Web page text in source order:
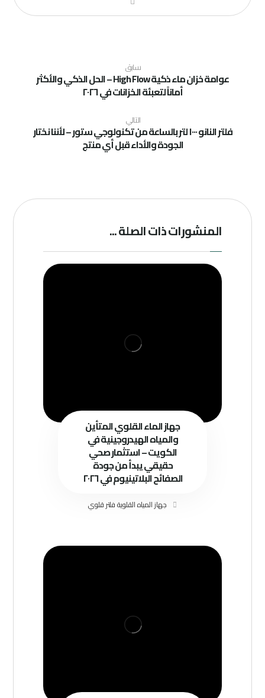
سابق
عوامة خزان ماء ذكية High Flow – الحل الذكي والأكثر
أماناً لتعبئة الخزانات في ٢٠٢٦
التالي
فلتر النانو ١٠٠٠ لتر بالساعة من تكنولوجي ستور – لأننا نختار
الجودة والأداء قبل أي منتج
المنشورات ذات الصلة ...
جهاز الماء القلوي المتأين
والمياه الهيدروجينية في
الكويت – استثمار صحي
حقيقي يبدأ من جودة
الصفائح البلاتينيوم في ٢٠٢٦
جهاز المياه القلوية فلتر قلوي